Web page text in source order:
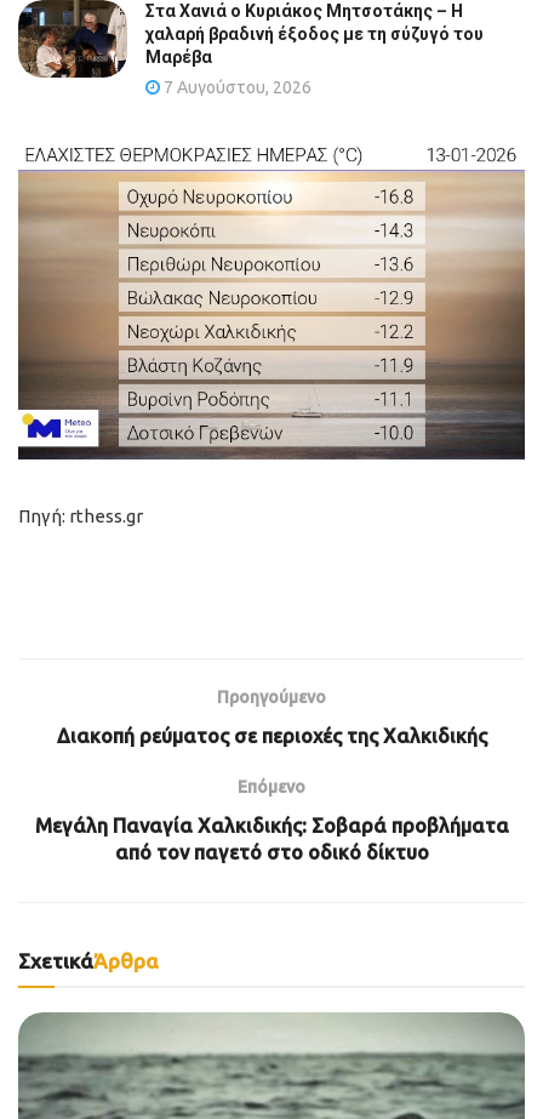
Στα Χανιά ο Κυριάκος Μητσοτάκης – Η
χαλαρή βραδινή έξοδος με τη σύζυγό του
Μαρέβα
7 Αυγούστου, 2026
Πηγή: rthess.gr
Προηγούμενο
Διακοπή ρεύματος σε περιοχές της Χαλκιδικής
Επόμενο
Μεγάλη Παναγία Χαλκιδικής: Σοβαρά προβλήματα
από τον παγετό στο οδικό δίκτυο
ΣχετικάΆρθρα